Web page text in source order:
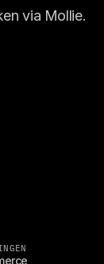
via Mollie.